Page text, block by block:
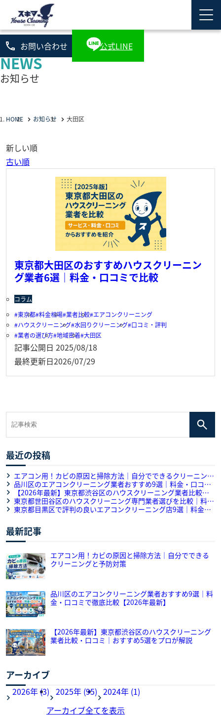
NEWS
お知らせ
HOME お知らせ 大田区
新しい順
古い順
東京都大田区のおすすめハウスクリーニン
グ業者6選｜料金・口コミで比較
コラム
東京都 料金相場 業者比較 エアコンクリーニング
ハウスクリーニング 水回りクリーニング 口コミ・評判
業者の選び方 地域密着 大田区
記事公開日 2025/08/18
最終更新日2026/07/29
最近の投稿
エアコン用！カビの原因と掃除方法｜自分でできるクリーニング
と予防対策
品川区のエアコンクリーニング業者おすすめ9選｜料金・口コミ
で徹底比較【2026年最新】
【2026年最新】東京都渋谷区のハウスクリーニング業者比較・
口コミ｜おすすめ5選をプロが解説
東京都世田谷区のハウスクリーニング専門業者選びを比較｜料
金・作業内容・口コミを徹底解説
東京都目黒区で評判の良いエアコンクリーニング店9選｜料金・
最新記事
エアコン用！カビの原因と掃除方法｜自分でできる
クリーニングと予防対策
品川区のエアコンクリーニング業者おすすめ9選｜料
金・口コミで徹底比較【2026年最新】
【2026年最新】東京都渋谷区のハウスクリーニング
業者比較・口コミ｜おすすめ5選をプロが解説
アーカイブ
2026年 (3) 2025年 (95) 2024年 (1)
アーカイブ全てを表示
phone お問い合わせ 公式LINE